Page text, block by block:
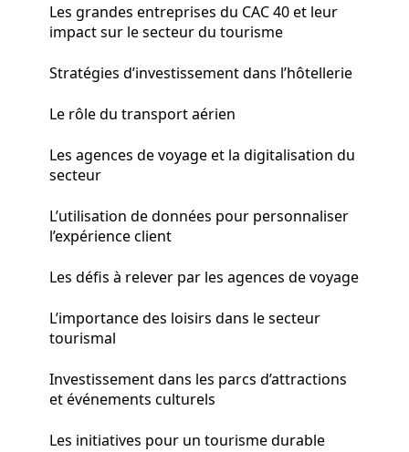
Les grandes entreprises du CAC 40 et leur
impact sur le secteur du tourisme
Stratégies d’investissement dans l’hôtellerie
Le rôle du transport aérien
Les agences de voyage et la digitalisation du
secteur
L’utilisation de données pour personnaliser
l’expérience client
Les défis à relever par les agences de voyage
L’importance des loisirs dans le secteur
tourismal
Investissement dans les parcs d’attractions
et événements culturels
Les initiatives pour un tourisme durable